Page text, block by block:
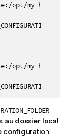
opt/my-hadoop-
opt/my-hadoop-
au dossier local
configuration